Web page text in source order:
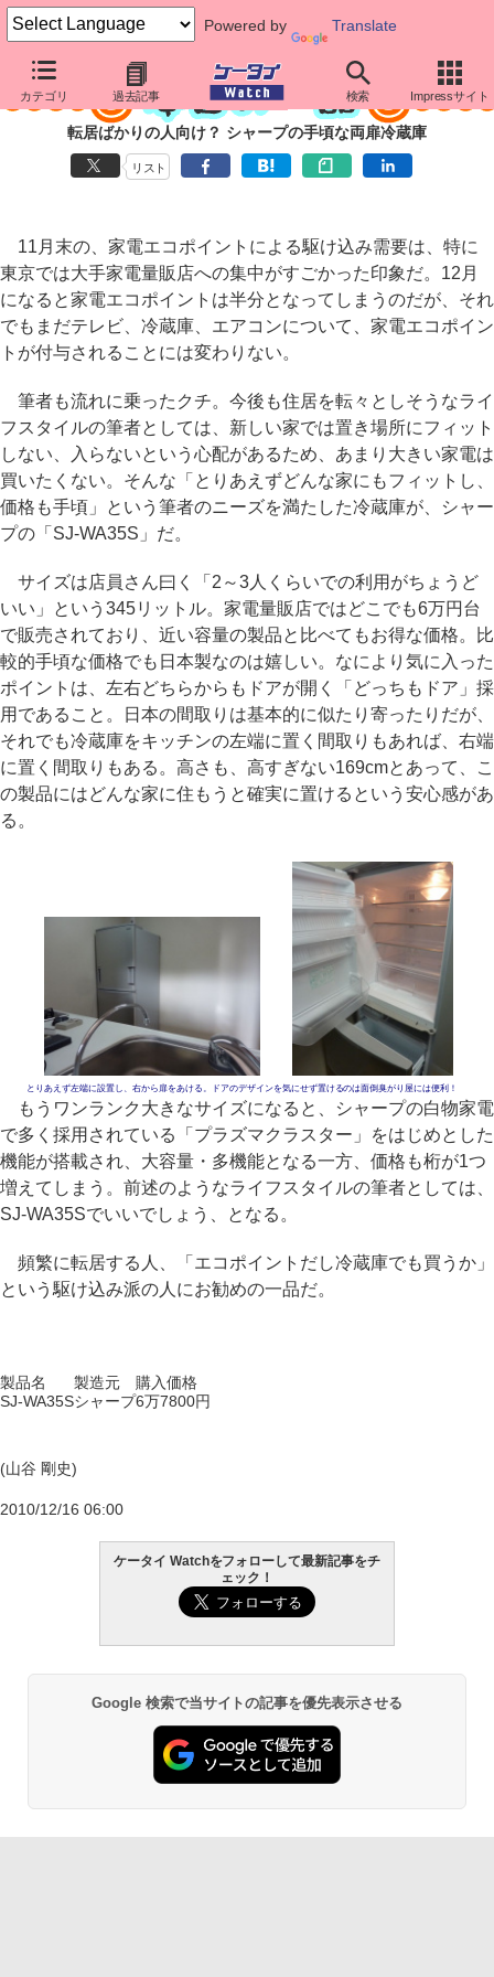
Powered by Translate
カテゴリ 過去記事 検索 Impressサイト
転居ばかりの人向け？ シャープの手頃な両扉冷蔵庫
リスト
11月末の、家電エコポイントによる駆け込み需要は、特に
東京では大手家電量販店への集中がすごかった印象だ。12月
になると家電エコポイントは半分となってしまうのだが、それ
でもまだテレビ、冷蔵庫、エアコンについて、家電エコポイン
トが付与されることには変わりない。
筆者も流れに乗ったクチ。今後も住居を転々としそうなライ
フスタイルの筆者としては、新しい家では置き場所にフィット
しない、入らないという心配があるため、あまり大きい家電は
買いたくない。そんな「とりあえずどんな家にもフィットし、
価格も手頃」という筆者のニーズを満たした冷蔵庫が、シャー
プの「SJ-WA35S」だ。
サイズは店員さん曰く「2～3人くらいでの利用がちょうど
いい」という345リットル。家電量販店ではどこでも6万円台
で販売されており、近い容量の製品と比べてもお得な価格。比
較的手頃な価格でも日本製なのは嬉しい。なにより気に入った
ポイントは、左右どちらからもドアが開く「どっちもドア」採
用であること。日本の間取りは基本的に似たり寄ったりだが、
それでも冷蔵庫をキッチンの左端に置く間取りもあれば、右端
に置く間取りもある。高さも、高すぎない169cmとあって、こ
の製品にはどんな家に住もうと確実に置けるという安心感があ
る。
とりあえず左端に設置し、右から扉をあける。ドアのデザインを気にせず置けるのは面倒臭がり屋には便利！
もうワンランク大きなサイズになると、シャープの白物家電
で多く採用されている「プラズマクラスター」をはじめとした
機能が搭載され、大容量・多機能となる一方、価格も桁が1つ
増えてしまう。前述のようなライフスタイルの筆者としては、
SJ-WA35Sでいいでしょう、となる。
頻繁に転居する人、「エコポイントだし冷蔵庫でも買うか」
という駆け込み派の人にお勧めの一品だ。
製品名 製造元
購入価格
SJ-WA35Sシャープ6万7800円
(山谷 剛史)
2010/12/16 06:00
ケータイ Watchをフォローして最新記事をチ
ェック！
Google 検索で当サイトの記事を優先表示させる